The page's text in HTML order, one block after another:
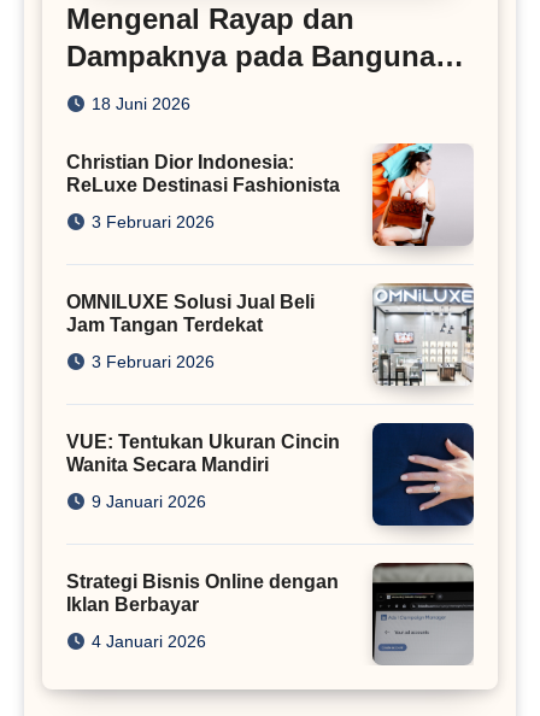
Mengenal Rayap dan
Dampaknya pada Bangunan
Rumah
18 Juni 2026
Christian Dior Indonesia:
ReLuxe Destinasi Fashionista
3 Februari 2026
OMNILUXE Solusi Jual Beli
Jam Tangan Terdekat
3 Februari 2026
VUE: Tentukan Ukuran Cincin
Wanita Secara Mandiri
9 Januari 2026
Strategi Bisnis Online dengan
Iklan Berbayar
4 Januari 2026